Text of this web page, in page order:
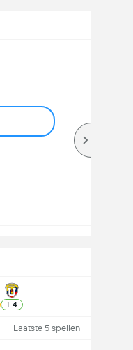
1-4
Laatste 5 spellen